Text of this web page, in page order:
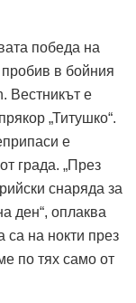
победа на
в бойния
Вестникът е
„Титушко“.
е
града. „През
снаряда за
ден“, оплаква
са на нокти през
по тях само от